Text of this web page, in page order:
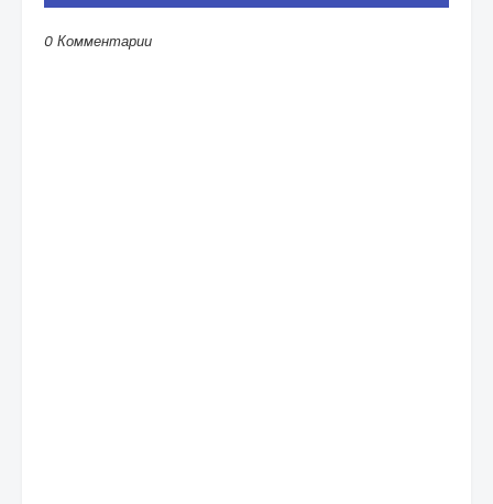
0 Комментарии